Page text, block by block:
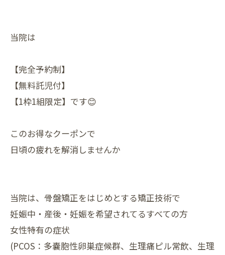
当院は
【完全予約制】
【無料託児付】
【1枠1組限定】です😊
このお得なクーポンで
日頃の疲れを解消しませんか
当院は、骨盤矯正をはじめとする矯正技術で
妊娠中・産後・⁡妊娠を希望されてるすべての方
女性特有の症状
(PCOS：多嚢胞性卵巣症候群、生理痛ピル常飲、生理